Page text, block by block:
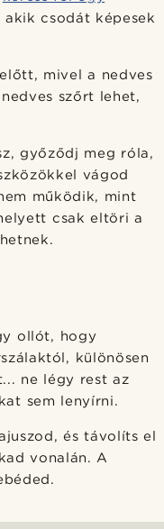
csodát képesek
mivel a nedves
szőrt lehet,
győződj meg róla,
vágod
működik, mint
csak eltöri a
ollót, hogy
különösen
ne légy rest az
sem lenyírni.
és távolíts el
vonalán. A